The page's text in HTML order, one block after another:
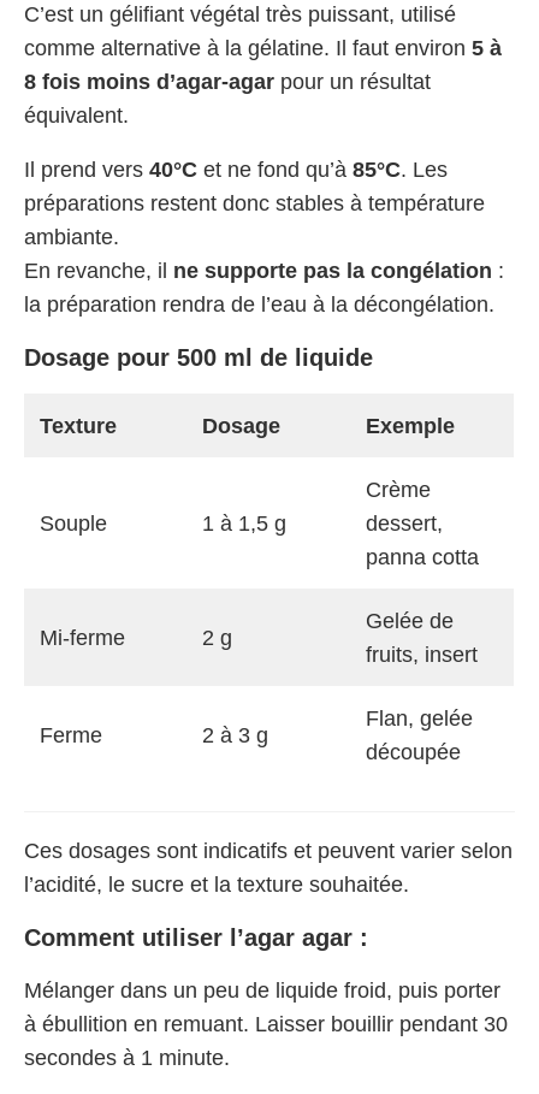
C’est un gélifiant végétal très puissant, utilisé
comme alternative à la gélatine. Il faut environ 5 à
8 fois moins d’agar-agar pour un résultat
équivalent.
Il prend vers 40°C et ne fond qu’à 85°C. Les
préparations restent donc stables à température
ambiante.
En revanche, il ne supporte pas la congélation :
la préparation rendra de l’eau à la décongélation.
Dosage pour 500 ml de liquide
Texture Dosage Exemple
Souple 1 à 1,5 g
Crème
dessert,
panna cotta
Mi-ferme 2 g
Gelée de
fruits, insert
Ferme 2 à 3 g
Flan, gelée
découpée
Ces dosages sont indicatifs et peuvent varier selon
l’acidité, le sucre et la texture souhaitée.
Comment utiliser l’agar agar :
Mélanger dans un peu de liquide froid, puis porter
à ébullition en remuant. Laisser bouillir pendant 30
secondes à 1 minute.